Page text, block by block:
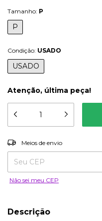
Tamanho: P
P
Condição: USADO
USADO
Atenção, última peça!
Entregas para o CEP:
Meios de envio
Não sei meu CEP
Descrição